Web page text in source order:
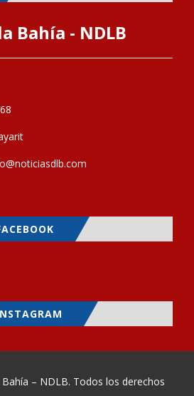
Bahía - NDLB
– NDLB. Todos los derechos